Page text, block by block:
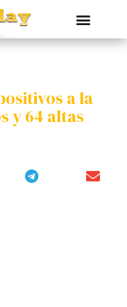
a la
y 64 altas